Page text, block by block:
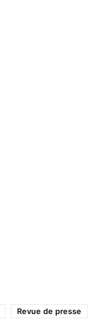
Revue de presse